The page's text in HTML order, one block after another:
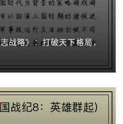
战略》：打破天下格局，